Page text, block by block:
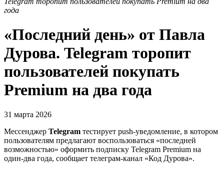
года
«Последний день» от Павла
Дурова. Telegram торопит
пользователей покупать
Premium на два года
31 марта 2026
Мессенджер Telegram тестирует push-уведомление, в котором
пользователям предлагают воспользоваться «последней
возможностью» оформить подписку Telegram Premium на
один-два года, сообщает телеграм-канал «Код Дурова».